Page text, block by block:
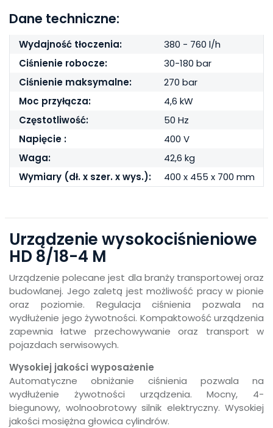
Dane techniczne:
Wydajność tłoczenia:
380 - 760 l/h
Ciśnienie robocze:
30-180 bar
Ciśnienie maksymalne:
270 bar
Moc przyłącza:
4,6 kW
Częstotliwość:
50 Hz
Napięcie :
400 V
Waga:
42,6 kg
Wymiary (dł. x szer. x wys.):
400 x 455 x 700 mm
Urządzenie wysokociśnieniowe
HD 8/18-4 M
Urządzenie polecane jest dla branży transportowej oraz
budowlanej. Jego zaletą jest możliwość pracy w pionie
oraz poziomie. Regulacja ciśnienia pozwala na
wydłużenie jego żywotności. Kompaktowość urządzenia
zapewnia łatwe przechowywanie oraz transport w
pojazdach serwisowych.
Wysokiej jakości wyposażenie
Automatyczne obniżanie ciśnienia pozwala na
wydłużenie żywotności urządzenia. Mocny, 4-
biegunowy, wolnoobrotowy silnik elektryczny. Wysokiej
jakości mosiężna głowica cylindrów.